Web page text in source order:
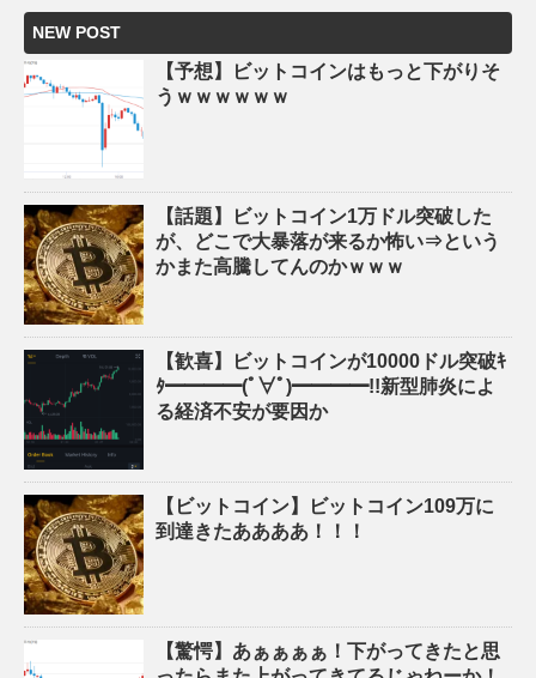
NEW POST
【予想】ビットコインはもっと下がりそ
うｗｗｗｗｗｗ
【話題】ビットコイン1万ドル突破した
が、どこで大暴落が来るか怖い⇒という
かまた高騰してんのかｗｗｗ
【歓喜】ビットコインが10000ドル突破ｷ
ﾀ━━━━(ﾟ∀ﾟ)━━━━!!新型肺炎によ
る経済不安が要因か
【ビットコイン】ビットコイン109万に
到達きたああああ！！！
【驚愕】あぁぁぁぁ！下がってきたと思